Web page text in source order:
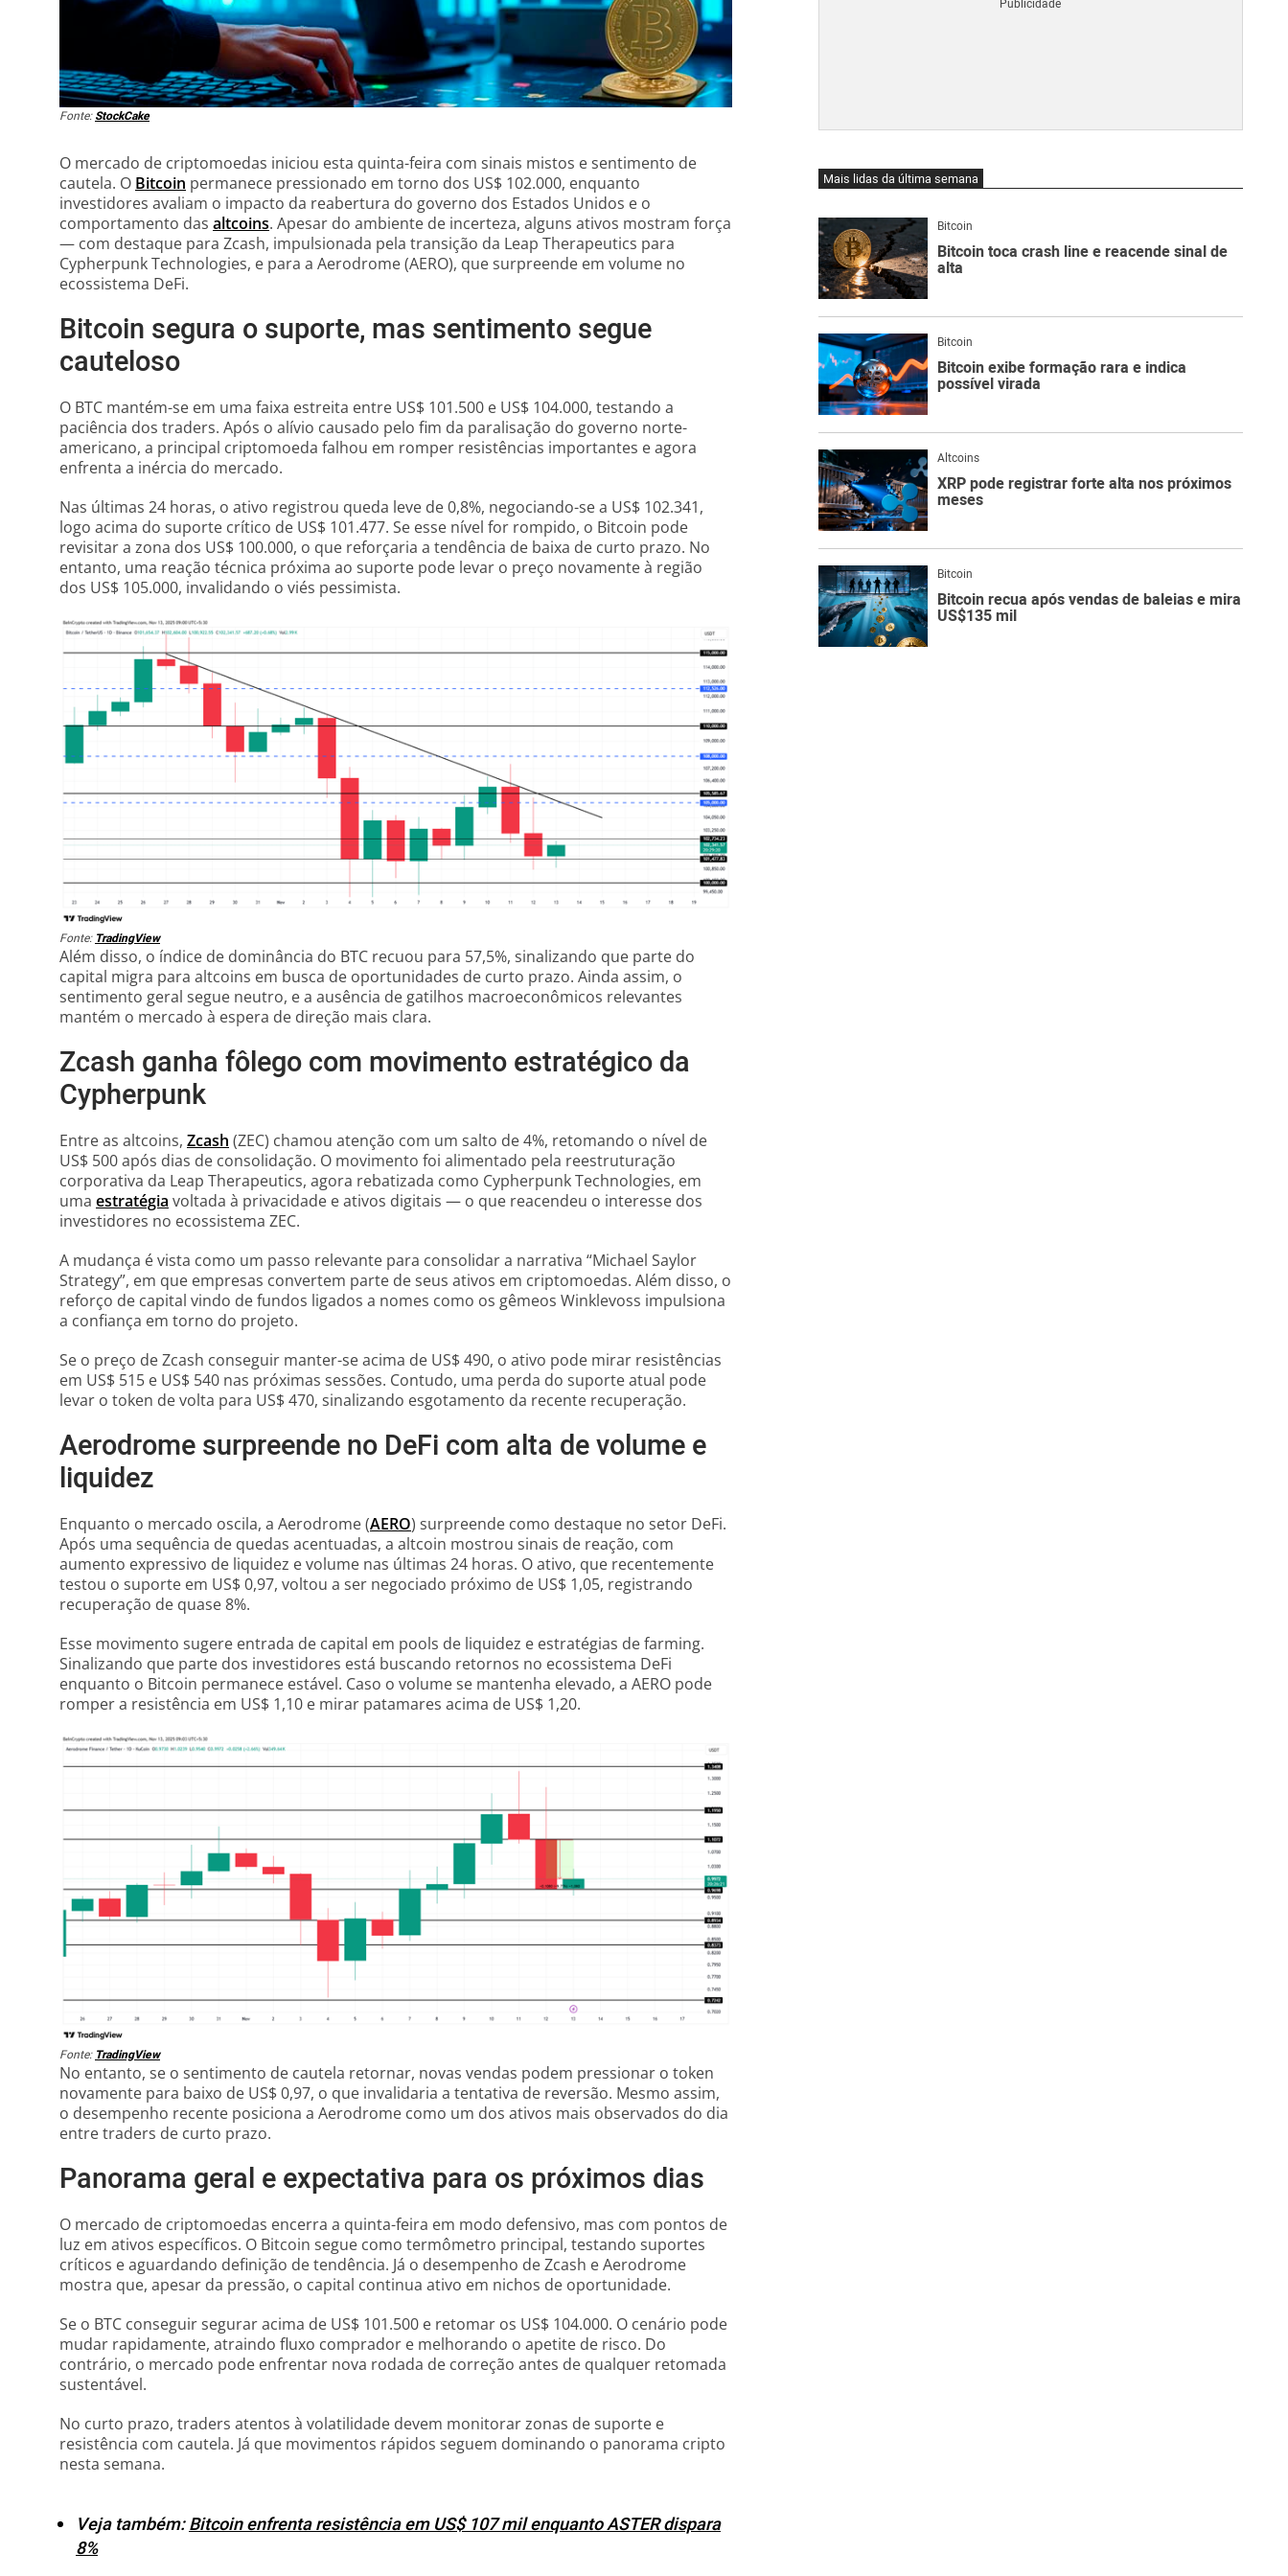
Fonte:StockCake
O mercado de criptomoedas iniciou esta quinta-feira com sinais mistos e sentimento de
cautela. O Bitcoin permanece pressionado em torno dos US$ 102.000, enquanto
investidores avaliam o impacto da reabertura do governo dos Estados Unidos e o
comportamento das altcoins. Apesar do ambiente de incerteza, alguns ativos mostram força
— com destaque para Zcash, impulsionada pela transição da Leap Therapeutics para
Cypherpunk Technologies, e para a Aerodrome (AERO), que surpreende em volume no
ecossistema DeFi.
Bitcoin segura o suporte, mas sentimento segue
cauteloso
O BTC mantém-se em uma faixa estreita entre US$ 101.500 e US$ 104.000, testando a
paciência dos traders. Após o alívio causado pelo fim da paralisação do governo norte-
americano, a principal criptomoeda falhou em romper resistências importantes e agora
enfrenta a inércia do mercado.
Nas últimas 24 horas, o ativo registrou queda leve de 0,8%, negociando-se a US$ 102.341,
logo acima do suporte crítico de US$ 101.477. Se esse nível for rompido, o Bitcoin pode
revisitar a zona dos US$ 100.000, o que reforçaria a tendência de baixa de curto prazo. No
entanto, uma reação técnica próxima ao suporte pode levar o preço novamente à região
dos US$ 105.000, invalidando o viés pessimista.
Fonte: TradingView
Além disso, o índice de dominância do BTC recuou para 57,5%, sinalizando que parte do
capital migra para altcoins em busca de oportunidades de curto prazo. Ainda assim, o
sentimento geral segue neutro, e a ausência de gatilhos macroeconômicos relevantes
mantém o mercado à espera de direção mais clara.
Zcash ganha fôlego com movimento estratégico da
Cypherpunk
Entre as altcoins, Zcash (ZEC) chamou atenção com um salto de 4%, retomando o nível de
US$ 500 após dias de consolidação. O movimento foi alimentado pela reestruturação
corporativa da Leap Therapeutics, agora rebatizada como Cypherpunk Technologies, em
uma estratégia voltada à privacidade e ativos digitais — o que reacendeu o interesse dos
investidores no ecossistema ZEC.
A mudança é vista como um passo relevante para consolidar a narrativa “Michael Saylor
Strategy”, em que empresas convertem parte de seus ativos em criptomoedas. Além disso, o
reforço de capital vindo de fundos ligados a nomes como os gêmeos Winklevoss impulsiona
a confiança em torno do projeto.
Se o preço de Zcash conseguir manter-se acima de US$ 490, o ativo pode mirar resistências
em US$ 515 e US$ 540 nas próximas sessões. Contudo, uma perda do suporte atual pode
levar o token de volta para US$ 470, sinalizando esgotamento da recente recuperação.
Aerodrome surpreende no DeFi com alta de volume e
liquidez
Enquanto o mercado oscila, a Aerodrome (AERO) surpreende como destaque no setor DeFi.
Após uma sequência de quedas acentuadas, a altcoin mostrou sinais de reação, com
aumento expressivo de liquidez e volume nas últimas 24 horas. O ativo, que recentemente
testou o suporte em US$ 0,97, voltou a ser negociado próximo de US$ 1,05, registrando
recuperação de quase 8%.
Esse movimento sugere entrada de capital em pools de liquidez e estratégias de farming.
Sinalizando que parte dos investidores está buscando retornos no ecossistema DeFi
enquanto o Bitcoin permanece estável. Caso o volume se mantenha elevado, a AERO pode
romper a resistência em US$ 1,10 e mirar patamares acima de US$ 1,20.
Fonte: TradingView
No entanto, se o sentimento de cautela retornar, novas vendas podem pressionar o token
novamente para baixo de US$ 0,97, o que invalidaria a tentativa de reversão. Mesmo assim,
o desempenho recente posiciona a Aerodrome como um dos ativos mais observados do dia
entre traders de curto prazo.
Panorama geral e expectativa para os próximos dias
O mercado de criptomoedas encerra a quinta-feira em modo defensivo, mas com pontos de
luz em ativos específicos. O Bitcoin segue como termômetro principal, testando suportes
críticos e aguardando definição de tendência. Já o desempenho de Zcash e Aerodrome
mostra que, apesar da pressão, o capital continua ativo em nichos de oportunidade.
Se o BTC conseguir segurar acima de US$ 101.500 e retomar os US$ 104.000. O cenário pode
mudar rapidamente, atraindo fluxo comprador e melhorando o apetite de risco. Do
contrário, o mercado pode enfrentar nova rodada de correção antes de qualquer retomada
sustentável.
No curto prazo, traders atentos à volatilidade devem monitorar zonas de suporte e
resistência com cautela. Já que movimentos rápidos seguem dominando o panorama cripto
nesta semana.
Veja também:Bitcoin enfrenta resistência em US$ 107 mil enquanto ASTER dispara
8%
Mais lidas da última semana
Bitcoin
Bitcoin toca crash line e reacende sinal de
alta
Bitcoin
Bitcoin exibe formação rara e indica
possível virada
Altcoins
XRP pode registrar forte alta nos próximos
meses
Bitcoin
Bitcoin recua após vendas de baleias e mira
US$135 mil